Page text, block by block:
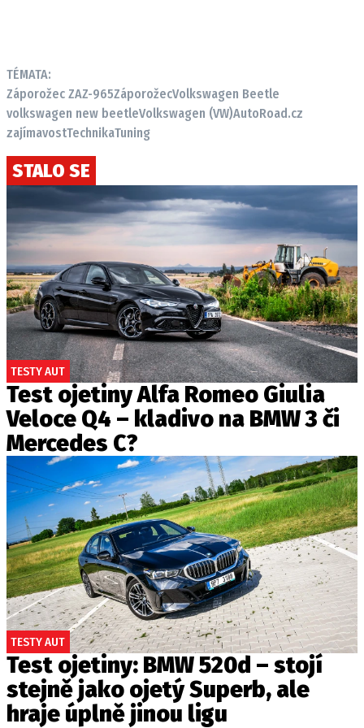
TÉMATA:
Záporožec ZAZ-965ZáporožecVolkswagen Beetle
volkswagen new beetleVolkswagen (VW)AutoRoad.cz
zajímavostTechnikaTuning
STALO SE
TESTY AUT
Test ojetiny Alfa Romeo Giulia
Veloce Q4 – kladivo na BMW 3 či
Mercedes C?
TESTY AUT
Test ojetiny: BMW 520d – stojí
stejně jako ojetý Superb, ale
hraje úplně jinou ligu